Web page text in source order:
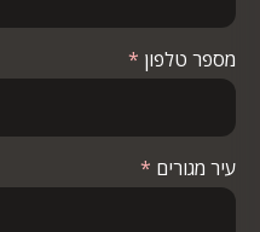
מספר טלפון *
עיר מגורים *